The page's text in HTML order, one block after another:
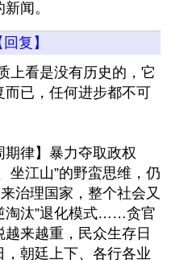
闻。
回复】
上看是没有历史的，它
而已，任何进步都不可
期律】暴力夺取政权
坐江山”的野蛮思维，仍
治理国家，整个社会又
淘汰”退化模式……贪官
来越重，民众生存日
朝廷上下、各行各业